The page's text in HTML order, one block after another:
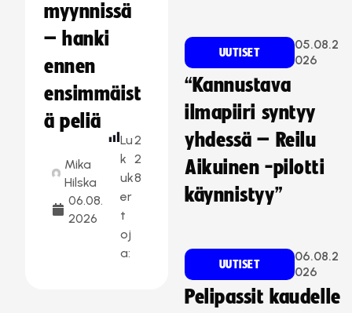
myynnissä
– hanki
ennen
ensimmäist
ä peliä
Mika
Hilska
06.08.
2026
Lu
k
uk
er
t
oj
a:
2
2
8
UUTISET
05.08.2
026
“Kannustava
ilmapiiri syntyy
yhdessä – Reilu
Aikuinen -pilotti
käynnistyy”
UUTISET
06.08.2
026
Pelipassit kaudelle